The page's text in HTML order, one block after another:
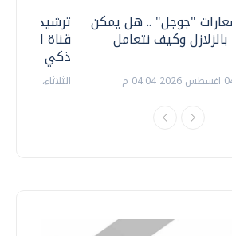
ترشيدا
قناة
ذكي
الثلاثاء، 14 يوليو 2026 06:11 م
"جوجل" .. هل يمكن
بالزلازل وكيف نتعامل